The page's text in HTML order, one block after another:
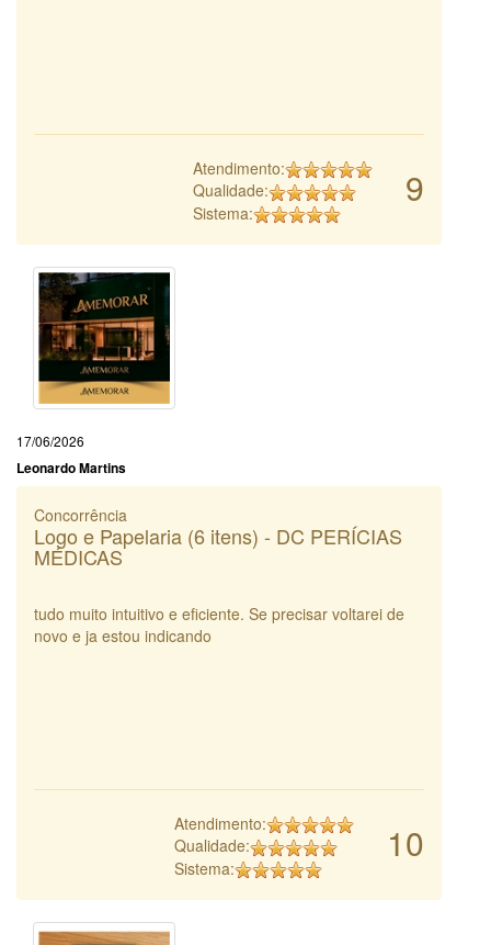
9
Atendimento:
Qualidade:
Sistema:
17/06/2026
Leonardo Martins
Concorrência
Logo e Papelaria (6 itens) - DC PERÍCIAS
MÉDICAS
tudo muito intuitivo e eficiente. Se precisar voltarei de
novo e ja estou indicando
10
Atendimento:
Qualidade:
Sistema: